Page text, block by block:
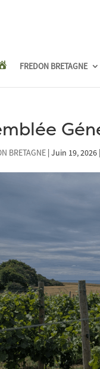
FREDON BRETAGNE
BRETAGNE |Juin 19, 2026